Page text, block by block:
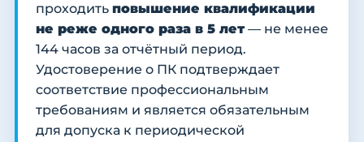
проходить повышение квалификации
не реже одного раза в 5 лет— не менее
144 часов за отчётный период.
Удостоверение о ПК подтверждает
соответствие профессиональным
требованиям и является обязательным
для допуска к периодической